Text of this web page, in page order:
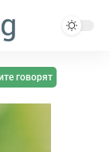
говорят